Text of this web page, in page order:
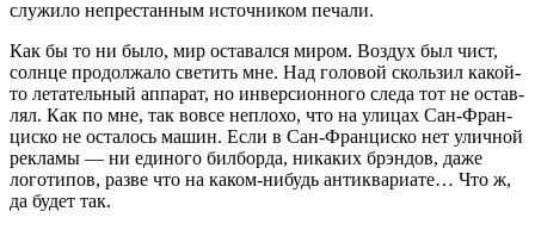
слу­жи­ло непре­стан­ным источ­ни­ком печали.
Как бы то ни было, мир оста­вал­ся миром. Воз­дух был чист,
солн­це про­дол­жа­ло све­тить мне. Над голо­вой сколь­зил какой-
то лета­тель­ный аппа­рат, но инвер­си­он­но­го сле­да тот не остав­
лял. Как по мне, так вовсе непло­хо, что на ули­цах Сан-Фран­
цис­ко не оста­лось машин. Если в Сан-Фран­цис­ко нет улич­ной
рекла­мы — ни еди­но­го бил­бор­да, ника­ких брэн­дов, даже
лого­ти­пов, раз­ве что на каком-нибудь анти­ква­ри­а­те… Что ж,
да будет так.